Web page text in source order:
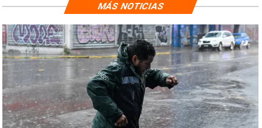
MÁS NOTICIAS